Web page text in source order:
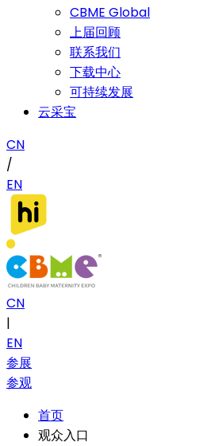
CBME Global
上届回顾
联系我们
下载中心
可持续发展
云采宝
CN
/
EN
CN
|
EN
参展
参观
首页
观众入口